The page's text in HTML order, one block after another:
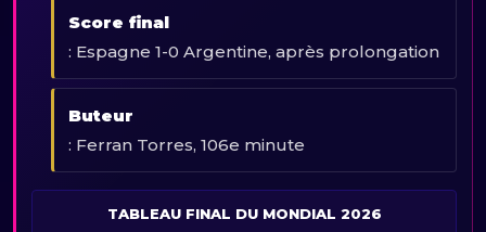
Score final
: Espagne 1-0 Argentine, après prolongation
Buteur
: Ferran Torres, 106e minute
TABLEAU FINAL DU MONDIAL 2026